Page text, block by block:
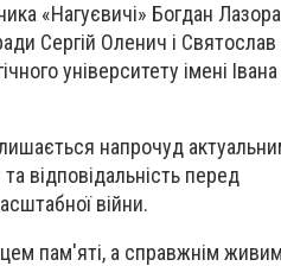
«Нагуєвичі» Богдан
Сергій Оленич і Святослав
університету імені Івана
напрочуд
відповідальність перед
війни.
пам'яті, а справжнім живим